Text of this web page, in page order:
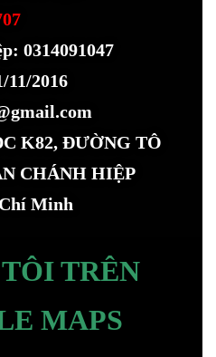
0314091047
11/2016
K82, ĐƯỜNG TÔ
CHÁNH HIỆP
Minh
TRÊN
MAPS